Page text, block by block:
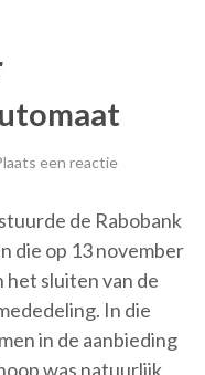
een reactie
de Rabobank
die op 13 november
sluiten van de
In die
in de aanbieding
was natuurlijk